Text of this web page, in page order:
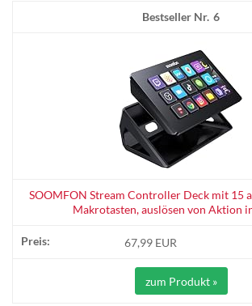
6
SOOMFON Stream Controller Deck mit 15
Makrotasten, auslösen von Aktion
67,99 EUR
zum Produkt »